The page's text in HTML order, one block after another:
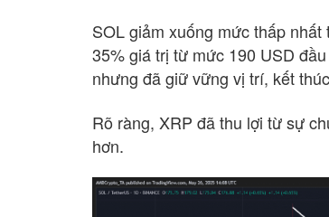
SOL giảm xuống mức thấp
35% giá trị từ mức 190 USD
nhưng đã giữ vững vị trí, kết
Rõ ràng, XRP đã thu lợi từ sự
hơn.